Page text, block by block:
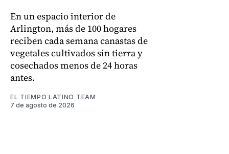
En un espacio interior de
Arlington, más de 100 hogares
reciben cada semana canastas de
vegetales cultivados sin tierra y
cosechados menos de 24 horas
antes.
EL TIEMPO LATINO TEAM
7 de agosto de 2026